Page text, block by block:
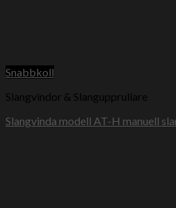
Snabbkoll
Slangvindor & Slangupprullare
Slangvinda modell AT-H manuell